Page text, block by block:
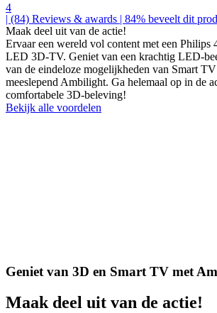
4
| (84) Reviews & awards | 84% beveelt dit
Maak deel uit van de actie!
Ervaar een wereld vol content met een Philips
LED 3D-TV. Geniet van een krachtig LED-
van de eindeloze mogelijkheden van Smart
meeslepend Ambilight. Ga helemaal op in de
comfortabele 3D-beleving!
Bekijk alle voordelen
Geniet van 3D en Smart TV met
Maak deel uit van de actie!